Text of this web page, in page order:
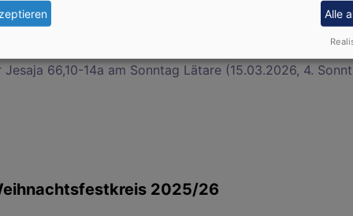
66,10-14a am Sonntag Lätare (15.03.2026, 4.
2025/26
Alle